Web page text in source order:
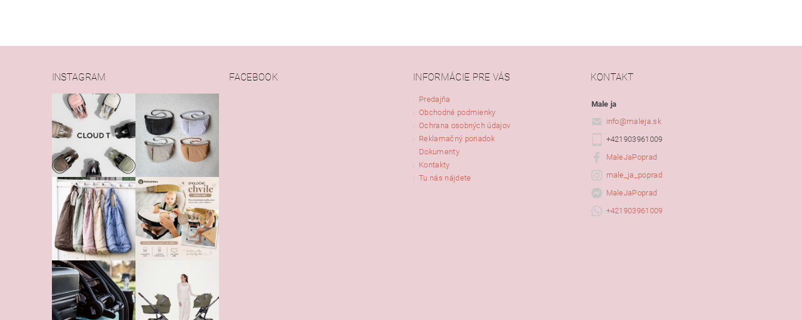
INSTAGRAM FACEBOOK INFORMÁCIE PRE VÁS
Predajňa
Obchodné podmienky
Ochrana osobných údajov
Reklamačný poriadok
Dokumenty
Kontakty
Tu nás nájdete
KONTAKT
Male ja
info@maleja.sk
+421903961009
MaleJaPoprad
male_ja_poprad
MaleJaPoprad
+421903961009